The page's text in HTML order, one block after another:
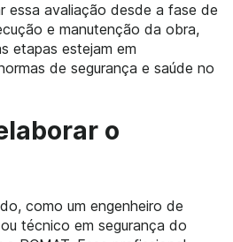
essa avaliação desde a fase de
e manutenção da obra,
etapas estejam em
de segurança e saúde no
o
como um engenheiro de
técnico em segurança do